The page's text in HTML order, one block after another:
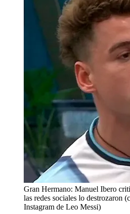
Gran Hermano: Manuel Ibero
las redes sociales lo destrozaron
Instagram de Leo Messi)